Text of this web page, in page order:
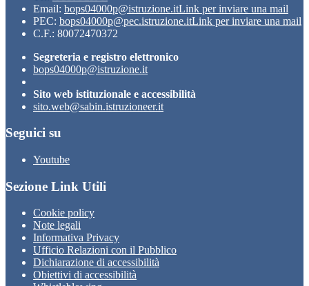
Email: bops04000p@istruzione.itLink per inviare una mail
PEC: bops04000p@pec.istruzione.itLink per inviare una mail
C.F.: 80072470372
Segreteria e registro elettronico
bops04000p@istruzione.it
Sito web istituzionale e accessibilità
sito.web@sabin.istruzioneer.it
Seguici su
Youtube
Sezione Link Utili
Cookie policy
Note legali
Informativa Privacy
Ufficio Relazioni con il Pubblico
Dichiarazione di accessibilità
Obiettivi di accessibilità